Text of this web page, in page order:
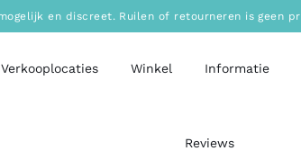
en discreet. Ruilen of retourneren is geen
Verkooplocaties Winkel Informatie
Reviews